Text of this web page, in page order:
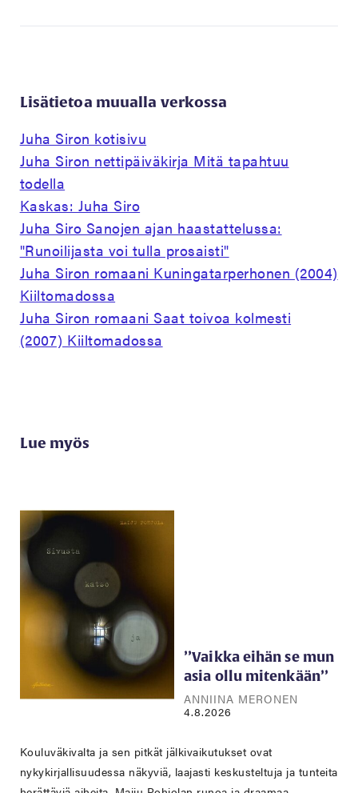
Lisätietoa muualla verkossa
Juha Siron kotisivu
Juha Siron nettipäiväkirja Mitä tapahtuu
todella
Kaskas: Juha Siro
Juha Siro Sanojen ajan haastattelussa:
"Runoilijasta voi tulla prosaisti"
Juha Siron romaani Kuningatarperhonen (2004)
Kiiltomadossa
Juha Siron romaani Saat toivoa kolmesti
(2007) Kiiltomadossa
Lue myös
’’Vaikka eihän se mun
asia ollu mitenkään’’
ANNIINA MERONEN
4.8.2026
Kouluväkivalta ja sen pitkät jälkivaikutukset ovat
nykykirjallisuudessa näkyviä, laajasti keskusteltuja ja tunteita